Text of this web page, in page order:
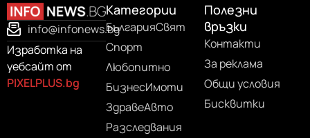
info@infonews.bg
Изработка на
уебсайт от
PIXELPLUS.bg
Категории
БългарияСвят
Спорт
Любопитно
БизнесИмоти
ЗдравеАвто
Разследвания
Полезни
връзки
Контакти
За реклама
Общи условия
Бисквитки